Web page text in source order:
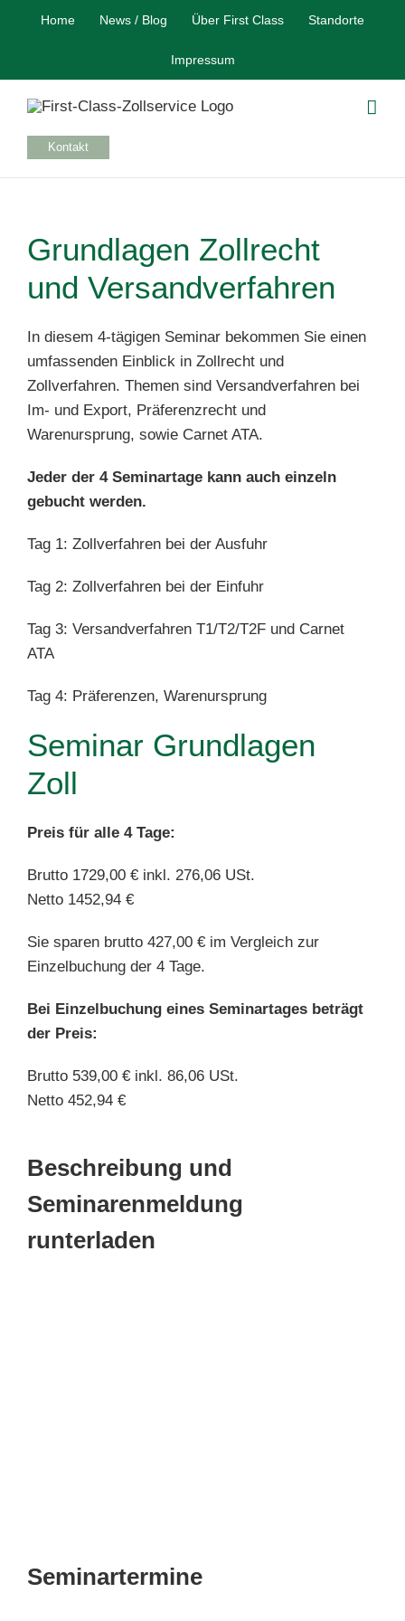
Home News / Blog Über First Class Standorte
Impressum
Kontakt
Grundlagen Zollrecht
und Versandverfahren
In diesem 4‑tägigen Seminar bekommen Sie einen
umfassenden Einblick in Zollrecht und
Zollverfahren. Themen sind Versandverfahren bei
Im- und Export, Präferenzrecht und
Warenursprung, sowie Carnet ATA.
Jeder der 4 Seminartage kann auch einzeln
gebucht werden.
Tag 1: Zollverfahren bei der Ausfuhr
Tag 2: Zollverfahren bei der Einfuhr
Tag 3: Versandverfahren T1/T2/T2F und Carnet
ATA
Tag 4: Präferenzen, Warenursprung
Seminar Grundlagen
Zoll
Preis für alle 4 Tage:
Brutto 1729,00 € inkl. 276,06 USt.
Netto 1452,94 €
Sie sparen brutto 427,00 € im Vergleich zur
Einzelbuchung der 4 Tage.
Bei Einzelbuchung eines Seminartages beträgt
der Preis:
Brutto 539,00 € inkl. 86,06 USt.
Netto 452,94 €
Beschreibung und
Seminarenmeldung
runterladen
Seminartermine